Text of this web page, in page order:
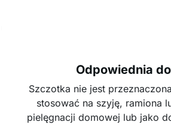
Odpowiednia
Szczotka nie jest
stosować na szyję, ramiona
pielęgnacji domowej lub jako